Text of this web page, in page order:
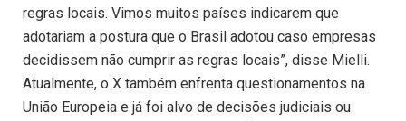
regras locais. Vimos muitos países indicarem que
adotariam a postura que o Brasil adotou caso empresas
decidissem não cumprir as regras locais”, disse Mielli.
Atualmente, o X também enfrenta questionamentos na
União Europeia e já foi alvo de decisões judiciais ou